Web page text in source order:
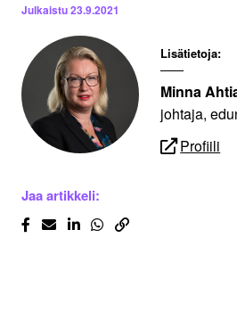
Julkaistu23.9.2021
Lisätietoja:
Minna
johtaja,
Profiili
Jaa artikkeli: